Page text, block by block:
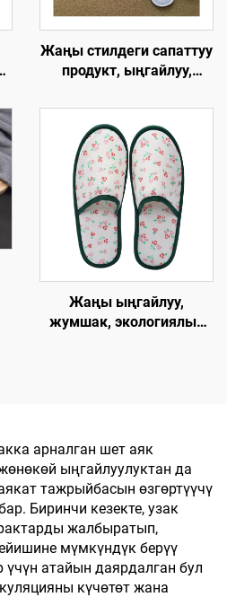
Жаңы стилдеги сапаттуу
продукт, ыңгайлуу,
кыймылбаган, бир
жолго тийиштүү люкс
отелиндеги шеттерди
такталоо
Жаңы ыңгайлуу,
жумшак, экологиялык
үчүн жумшалакча
арналган шет аяк
ыңгайлуулуктан да
тажрыйбасын өзгөртүүчү
Биринчи кезекте, узак
жалбыратып,
мүмкүндүк берүү
атайын даярдалган бул
күчөтөт жана